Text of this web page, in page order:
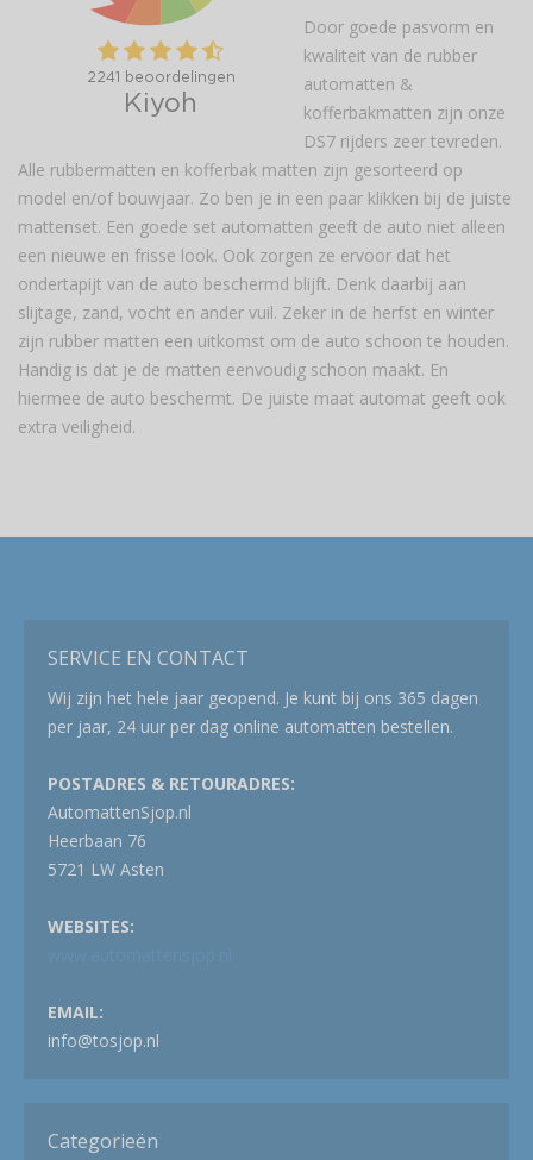
Door goede pasvorm en
kwaliteit van de rubber
automatten &
kofferbakmatten zijn onze
DS7 rijders zeer tevreden.
Alle rubbermatten en kofferbak matten zijn gesorteerd op
model en/of bouwjaar. Zo ben je in een paar klikken bij de juiste
mattenset. Een goede set automatten geeft de auto niet alleen
een nieuwe en frisse look. Ook zorgen ze ervoor dat het
ondertapijt van de auto beschermd blijft. Denk daarbij aan
slijtage, zand, vocht en ander vuil. Zeker in de herfst en winter
zijn rubber matten een uitkomst om de auto schoon te houden.
Handig is dat je de matten eenvoudig schoon maakt. En
hiermee de auto beschermt. De juiste maat automat geeft ook
extra veiligheid.
SERVICE EN CONTACT
Wij zijn het hele jaar geopend. Je kunt bij ons 365 dagen
per jaar, 24 uur per dag online automatten bestellen.
POSTADRES & RETOURADRES:
AutomattenSjop.nl
Heerbaan 76
5721 LW Asten
WEBSITES:
EMAIL:
info@tosjop.nl
Categorieën